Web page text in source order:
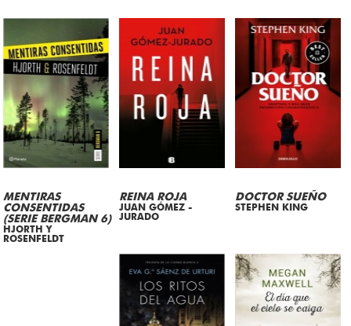
MENTIRAS
CONSENTIDAS
(SERIE BERGMAN 6)
HJORTH Y
ROSENFELDT
REINA ROJA
JUAN GÓMEZ -
JURADO
DOCTOR SUEÑO
STEPHEN KING